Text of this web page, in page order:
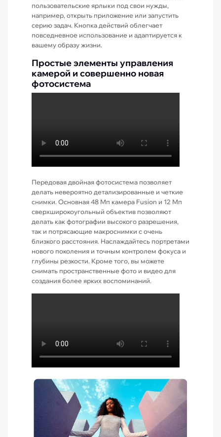
пользовательские ярлыки под свои нужды,
например, открыть приложение или запустить
серию задач. Кнопка действий облегчает
повседневное использование и адаптируется к
вашему образу жизни.
Простые элементы управления
камерой и совершенно новая
фотосистема
Передовая двойная фотосистема позволяет
делать невероятно детализированные и четкие
снимки. Основная 48 Мп камера Fusion и 12 Мп
сверхширокоугольный объектив позволяют
делать как фотографии высокого разрешения,
так и потрясающие макроснимки с очень
близкого расстояния. Наслаждайтесь портретами
нового поколения и точным контролем фокуса и
глубины резкости. Кроме того, вы можете
снимать пространственные фото и видео для
создания более ярких воспоминаний.